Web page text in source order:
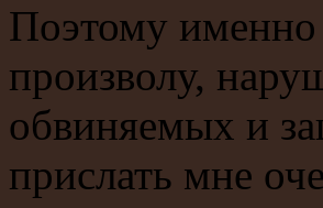
Поэтому
произволу,
обвиняемых и
прислать мне